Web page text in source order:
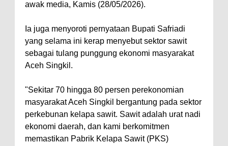
awak media, Kamis (28/05/2026).
Ia juga menyoroti pernyataan Bupati Safriadi
yang selama ini kerap menyebut sektor sawit
sebagai tulang punggung ekonomi masyarakat
Aceh Singkil.
"Sekitar 70 hingga 80 persen perekonomian
masyarakat Aceh Singkil bergantung pada sektor
perkebunan kelapa sawit. Sawit adalah urat nadi
ekonomi daerah, dan kami berkomitmen
memastikan Pabrik Kelapa Sawit (PKS)